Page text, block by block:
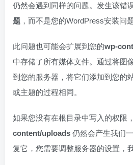
仍然会遇到同样的问题。发生该错
题 ，而不是您的WordPress安装问题
此问题也可能会扩展到您的wp-
中存储了所有媒体文件。通过将图
到您的服务器，将它们添加到您的
或主题的过程相同。
如果您没有在根目录中写入的权限
content/uploads 仍然会产生我们
复它，您需要调整服务器的设置，